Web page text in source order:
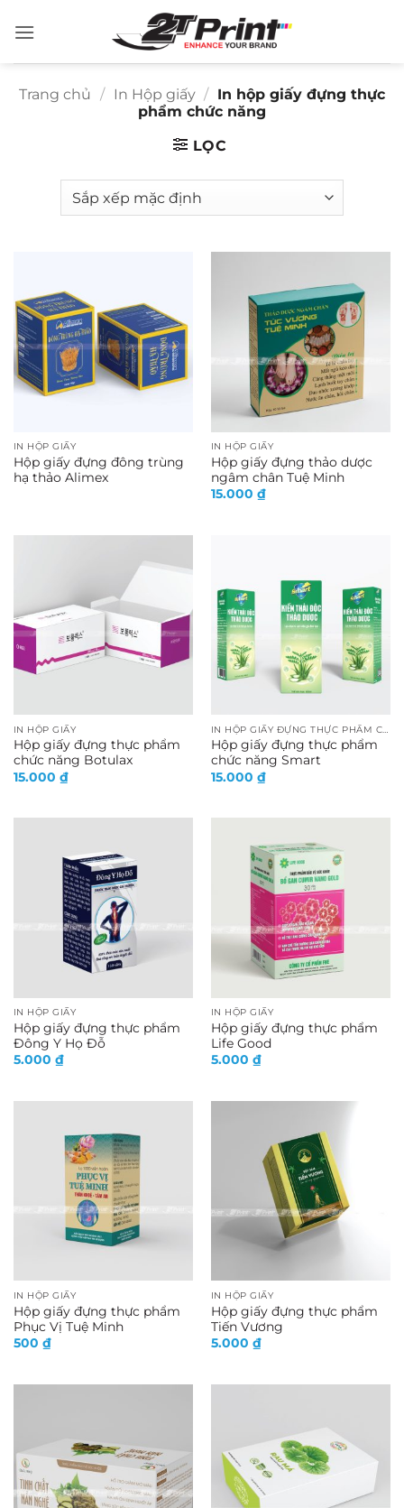
qua
Trang chủ / In Hộp giấy / In hộp giấy đựng thực
phẩm chức năng
LỌC
IN HỘP GIẤY
Hộp giấy đựng đông trùng
hạ thảo Alimex
IN HỘP GIẤY
Hộp giấy đựng thảo dược
ngâm chân Tuệ Minh
15.000 ₫
IN HỘP GIẤY
Hộp giấy đựng thực phẩm
chức năng Botulax
15.000 ₫
IN HỘP GIẤY ĐỰNG THỰC PHẨM CHỨC NĂNG
Hộp giấy đựng thực phẩm
chức năng Smart
15.000 ₫
IN HỘP GIẤY
Hộp giấy đựng thực phẩm
Đông Y Họ Đỗ
5.000 ₫
IN HỘP GIẤY
Hộp giấy đựng thực phẩm
Life Good
5.000 ₫
IN HỘP GIẤY
Hộp giấy đựng thực phẩm
Phục Vị Tuệ Minh
500 ₫
IN HỘP GIẤY
Hộp giấy đựng thực phẩm
Tiến Vương
5.000 ₫